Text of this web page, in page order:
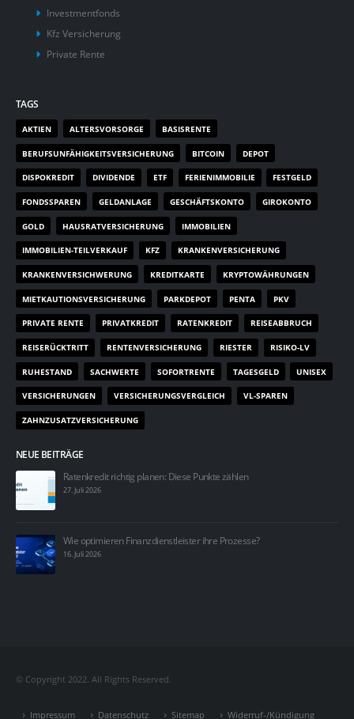
Investmentfonds
Kfz Versicherung
Private Rente
TAGS
AKTIEN ALTERSVORSORGE BASISRENTE
BERUFSUNFÄHIGKEITSVERSICHERUNG BITCOIN DEPOT
DISPOKREDIT DIVIDENDE ETF FERIENIMMOBILIE FESTGELD
FONDSSPAREN GELDANLAGE GESCHÄFTSKONTO GIROKONTO
GOLD HAUSRATVERSICHERUNG IMMOBILIEN
IMMOBILIEN-TEILVERKAUF KFZ KRANKENVERSICHERUNG
KRANKENVERSICHWERUNG KREDITKARTE KRYPTOWÄHRUNGEN
MIETKAUTIONSVERSICHERUNG PARKDEPOT PENTA PKV
PRIVATE RENTE PRIVATKREDIT RATENKREDIT REISEABBRUCH
REISERÜCKTRITT RENTENVERSICHERUNG RIESTER RISIKO-LV
RUHESTAND SACHWERTE SOFORTRENTE TAGESGELD UNISEX
VERSICHERUNGEN VERSICHERUNGSVERGLEICH VL-SPAREN
ZAHNZUSATZVERSICHERUNG
NEUE BEITRÄGE
Ratenkredit richtig planen: Diese Punkte zählen
27. Juli 2026
Wie optimieren Finanzdienstleister ihre Prozesse?
16. Juli 2026
© Copyright 2022. All Rights Reserved.
Impressum Datenschutz Sitemap Widerruf-/Kündigung